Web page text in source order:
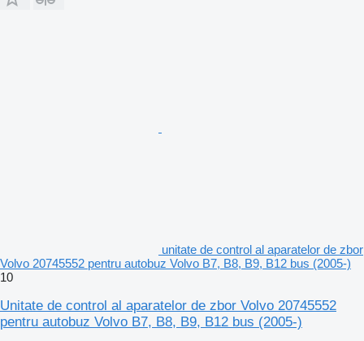
unitate de control al aparatelor de zbor
Volvo 20745552 pentru autobuz Volvo B7, B8, B9, B12 bus (2005-)
10
Unitate de control al aparatelor de zbor Volvo 20745552
pentru autobuz Volvo B7, B8, B9, B12 bus (2005-)